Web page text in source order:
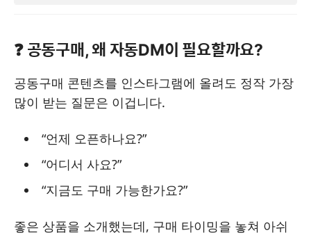
❓ 공동구매, 왜 자동DM이 필요할까요?
공동구매 콘텐츠를 인스타그램에 올려도 정작 가장
많이 받는 질문은 이겁니다.
“언제 오픈하나요?”
“어디서 사요?”
“지금도 구매 가능한가요?”
좋은 상품을 소개했는데, 구매 타이밍을 놓쳐 아쉬